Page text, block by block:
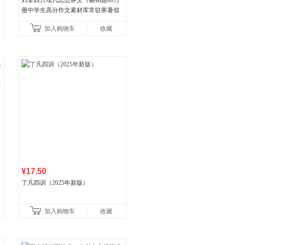
册中学生高分作文素材库常驻寒暑假
讲透西方思想史，哲学知
加入购物车 收藏
¥17.50
了凡四训（2025年新版）
加入购物车 收藏